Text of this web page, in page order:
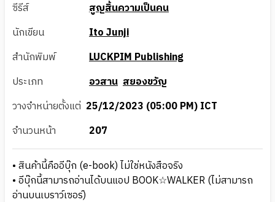
ซีรีส์
สูญสิ้นความเป็นคน
นักเขียน
Ito Junji
สำนักพิมพ์
LUCKPIM Publishing
ประเภท
อวสาน สยองขวัญ
วางจำหน่ายตั้งแต่ 25/12/2023 (05:00 PM) ICT
จำนวนหน้า
207
• สินค้านี้คืออีบุ๊ก (e-book) ไม่ใช่หนังสือจริง
• อีบุ๊กนี้สามารถอ่านได้บนแอป BOOK☆WALKER (ไม่สามารถ
อ่านบนเบราว์เซอร์)